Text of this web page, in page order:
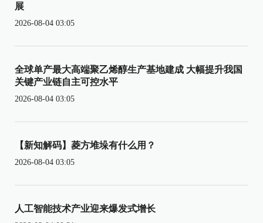
展
2026-08-04 03:05
全球单产最大高端聚乙烯醇生产基地建成 大幅提升我国
关键产业链自主可控水平
2026-08-04 03:05
【新知解码】菱方堆垛有什么用？
2026-08-04 03:05
人工智能技术产业迎来爆发式增长